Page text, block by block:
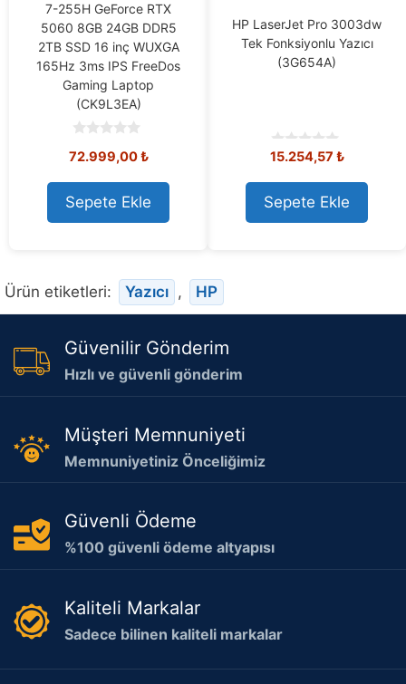
7-255H GeForce RTX
5060 8GB 24GB DDR5
2TB SSD 16 inç WUXGA
165Hz 3ms IPS FreeDos
Gaming Laptop
(CK9L3EA)
o
t
o
f
5
72.999,00₺
Sepete Ekle
HP LaserJet Pro 3003dw
Tek Fonksiyonlu Yazıcı
(3G654A)
0
u
t
o
f
15.254,57 ₺
Sepete Ekle
Ürün etiketleri: Yazıcı , HP
Güvenilir Gönderim
Hızlı ve güvenli gönderim
Müşteri Memnuniyeti
Memnuniyetiniz Önceliğimiz
Güvenli Ödeme
%100 güvenli ödeme altyapısı
Kaliteli Markalar
Sadece bilinen kaliteli markalar